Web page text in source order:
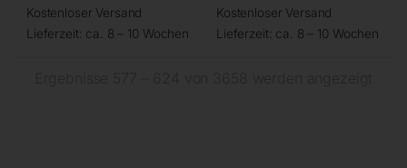
Kostenloser Versand
Lieferzeit: ca. 8 – 10 Wochen
Kostenloser Versand
Lieferzeit: ca. 8 – 10 Wochen